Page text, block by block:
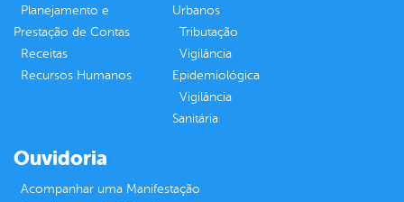
Planejamento e
Prestação de Contas
Receitas
Recursos Humanos
Urbanos
Tributação
Vigilância
Epidemiológica
Vigilância
Sanitária
Ouvidoria
Acompanhar uma Manifestação